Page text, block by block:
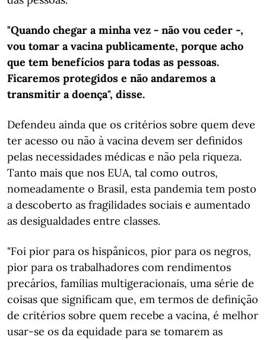
"Quando chegar a minha vez - não vou ceder -,
vou tomar a vacina publicamente, porque acho
que tem benefícios para todas as pessoas.
Ficaremos protegidos e não andaremos a
transmitir a doença", disse.
Defendeu ainda que os critérios sobre quem deve
ter acesso ou não à vacina devem ser definidos
pelas necessidades médicas e não pela riqueza.
Tanto mais que nos EUA, tal como outros,
nomeadamente o Brasil, esta pandemia tem posto
a descoberto as fragilidades sociais e aumentado
as desigualdades entre classes.
"Foi pior para os hispânicos, pior para os negros,
pior para os trabalhadores com rendimentos
precários, famílias multigeracionais, uma série de
coisas que significam que, em termos de definição
de critérios sobre quem recebe a vacina, é melhor
usar-se os da equidade para se tomarem as